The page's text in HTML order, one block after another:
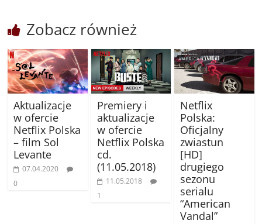
Zobacz również
Aktualizacje
w ofercie
Netflix Polska
– film Sol
Levante
07.04.2020
0
Premiery i
aktualizacje
w ofercie
Netflix Polska
cd.
(11.05.2018)
11.05.2018
1
Netflix
Polska:
Oficjalny
zwiastun
[HD]
drugiego
sezonu
serialu
“American
Vandal”